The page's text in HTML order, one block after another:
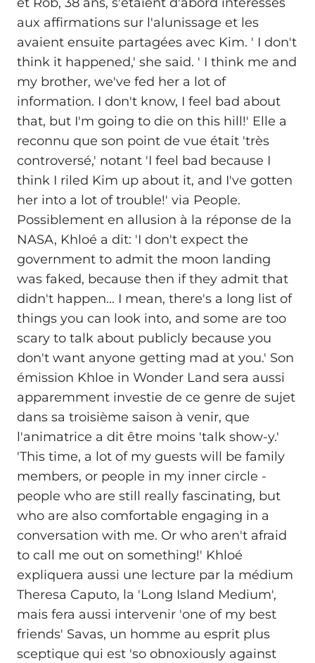
et Rob, 38 ans, s'étaient d'abord intéressés
aux affirmations sur l'alunissage et les
avaient ensuite partagées avec Kim. ' I don't
think it happened,' she said. ' I think me and
my brother, we've fed her a lot of
information. I don't know, I feel bad about
that, but I'm going to die on this hill!' Elle a
reconnu que son point de vue était 'très
controversé,' notant 'I feel bad because I
think I riled Kim up about it, and I've gotten
her into a lot of trouble!' via People.
Possiblement en allusion à la réponse de la
NASA, Khloé a dit: 'I don't expect the
government to admit the moon landing
was faked, because then if they admit that
didn't happen... I mean, there's a long list of
things you can look into, and some are too
scary to talk about publicly because you
don't want anyone getting mad at you.' Son
émission Khloe in Wonder Land sera aussi
apparemment investie de ce genre de sujet
dans sa troisième saison à venir, que
l'animatrice a dit être moins 'talk show-y.'
'This time, a lot of my guests will be family
members, or people in my inner circle -
people who are still really fascinating, but
who are also comfortable engaging in a
conversation with me. Or who aren't afraid
to call me out on something!' Khloé
expliquera aussi une lecture par la médium
Theresa Caputo, la 'Long Island Medium',
mais fera aussi intervenir 'one of my best
friends' Savas, un homme au esprit plus
sceptique qui est 'so obnoxiously against